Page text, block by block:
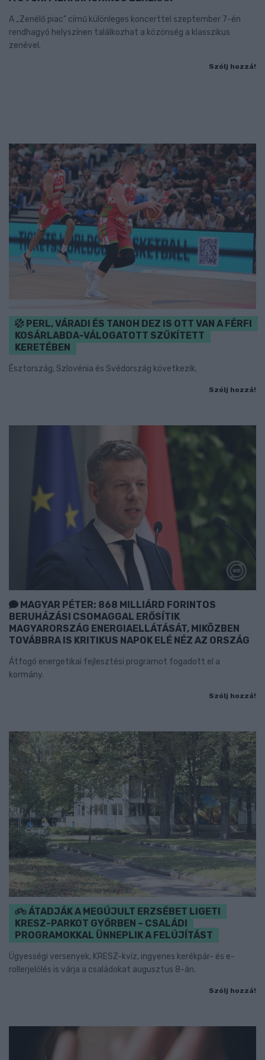
A „Zenélő piac” című különleges koncerttel szeptember 7-én
rendhagyó helyszínen találkozhat a közönség a klasszikus
zenével.
Szólj hozzá!
PERL, VÁRADI ÉS TANOH DEZ IS OTT VAN A FÉRFI
KOSÁRLABDA-VÁLOGATOTT SZŰKÍTETT
KERETÉBEN
Észtország, Szlovénia és Svédország következik.
Szólj hozzá!
MAGYAR PÉTER: 868 MILLIÁRD FORINTOS
BERUHÁZÁSI CSOMAGGAL ERŐSÍTIK
MAGYARORSZÁG ENERGIAELLÁTÁSÁT, MIKÖZBEN
TOVÁBBRA IS KRITIKUS NAPOK ELÉ NÉZ AZ ORSZÁG
Átfogó energetikai fejlesztési programot fogadott el a
kormány.
Szólj hozzá!
ÁTADJÁK A MEGÚJULT ERZSÉBET LIGETI
KRESZ-PARKOT GYŐRBEN – CSALÁDI
PROGRAMOKKAL ÜNNEPLIK A FELÚJÍTÁST
Ügyességi versenyek, KRESZ-kvíz, ingyenes kerékpár- és e-
rollerjelölés is várja a családokat augusztus 8-án.
Szólj hozzá!